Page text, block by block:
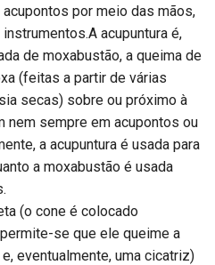
por meio das mãos,
acupuntura é,
de moxabustão, a queima de
(feitas a partir de várias
secas) sobre ou próximo à
nem sempre em acupontos ou
a acupuntura é usada para
a moxabustão é usada
(o cone é colocado
se que ele queime a
eventualmente, uma cicatriz)